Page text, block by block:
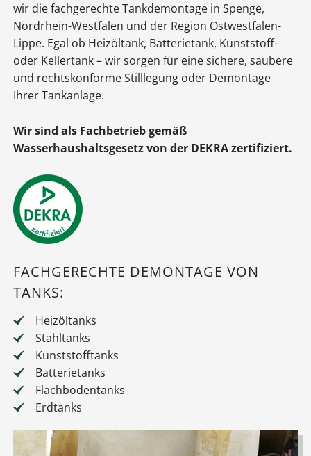
wir die fachgerechte Tankdemontage in Spenge,
Nordrhein-Westfalen und der Region Ostwestfalen-
Lippe. Egal ob Heizöltank, Batterietank, Kunststoff-
oder Kellertank – wir sorgen für eine sichere, saubere
und rechtskonforme Stilllegung oder Demontage
Ihrer Tankanlage.
Wir sind als Fachbetrieb gemäß
Wasserhaushaltsgesetz von der DEKRA zertifiziert.
FACHGERECHTE DEMONTAGE VON
TANKS:
Heizöltanks
Stahltanks
Kunststofftanks
Batterietanks
Flachbodentanks
Erdtanks